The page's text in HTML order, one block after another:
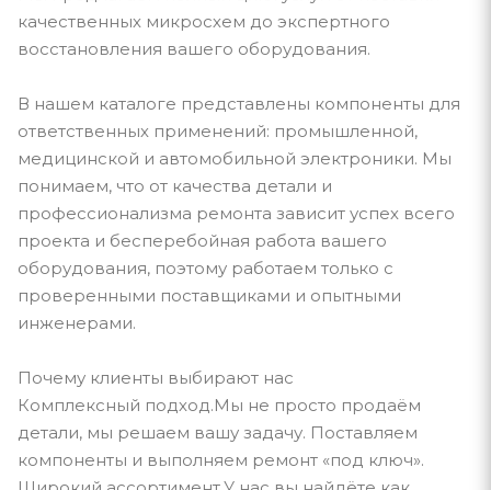
качественных микросхем до экспертного
восстановления вашего оборудования.
В нашем каталоге представлены компоненты для
ответственных применений: промышленной,
медицинской и автомобильной электроники. Мы
понимаем, что от качества детали и
профессионализма ремонта зависит успех всего
проекта и бесперебойная работа вашего
оборудования, поэтому работаем только с
проверенными поставщиками и опытными
инженерами.
Почему клиенты выбирают нас
Комплексный подход.Мы не просто продаём
детали, мы решаем вашу задачу. Поставляем
компоненты и выполняем ремонт «под ключ».